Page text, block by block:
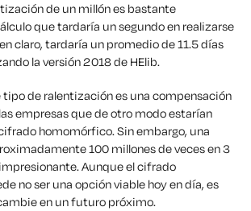
de un millón es bastante
que tardaría un segundo en realizarse
claro, tardaría un promedio de 11.5 días
la versión 2018 de HElib.
de ralentización es una compensación
empresas que de otro modo estarían
homomórfico. Sin embargo, una
100 millones de veces en 3
Aunque el cifrado
no ser una opción viable hoy en día, es
en un futuro próximo.